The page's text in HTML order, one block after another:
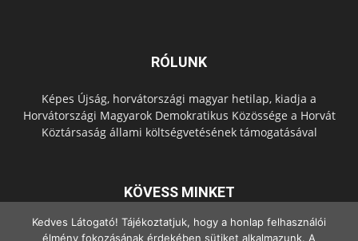
RÓLUNK
Képes Újság, horvátországi magyar hetilap, kiadja a
Horvátországi Magyarok Demokratikus Közössége a Horvát
Köztársaság állami költségvetésének támogatásával
KÖVESS MINKET
Kedves Látogató! Tájékoztatjuk, hogy a honlap felhasználói
élmény fokozásának érdekében sütiket alkalmazunk. A